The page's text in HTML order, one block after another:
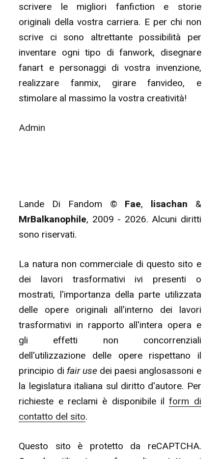
scrivere le migliori fanfiction e storie
originali della vostra carriera. E per chi non
scrive ci sono altrettante possibilità per
inventare ogni tipo di fanwork, disegnare
fanart e personaggi di vostra invenzione,
realizzare fanmix, girare fanvideo, e
stimolare al massimo la vostra creatività!
Admin
Lande Di Fandom © Fae, lisachan &
MrBalkanophile, 2009 - 2026. Alcuni diritti
sono riservati.
La natura non commerciale di questo sito e
dei lavori trasformativi ivi presenti o
mostrati, l'importanza della parte utilizzata
delle opere originali all'interno dei lavori
trasformativi in rapporto all'intera opera e
gli effetti non concorrenziali
dell'utilizzazione delle opere rispettano il
principio di fair usedei paesi anglosassoni e
la legislatura italiana sul diritto d'autore. Per
richieste e reclami è disponibile ilform di
contatto del sito.
Questo sito è protetto da reCAPTCHA.